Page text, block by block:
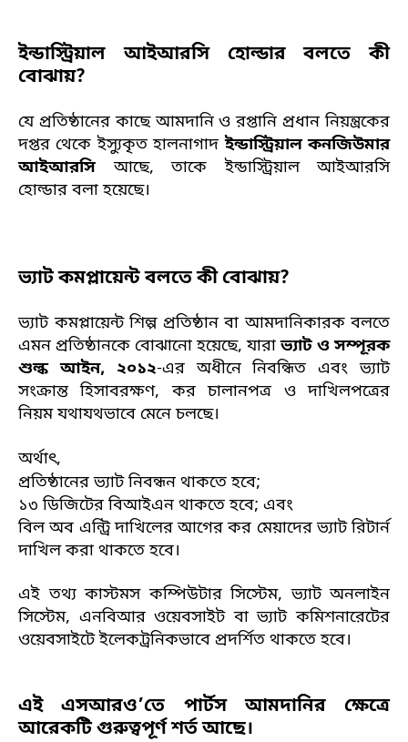
ইন্ডাস্ট্রিয়াল আইআরসি হোল্ডার বলতে কী
বোঝায়?
যে প্রতিষ্ঠানের কাছে আমদানি ও রপ্তানি প্রধান নিয়ন্ত্রকের
দপ্তর থেকে ইস্যুকৃত হালনাগাদইন্ডাস্ট্রিয়াল কনজিউমার
আইআরসি আছে, তাকে ইন্ডাস্ট্রিয়াল আইআরসি
হোল্ডার বলা হয়েছে।
ভ্যাট কমপ্লায়েন্ট বলতে কী বোঝায়?
ভ্যাট কমপ্লায়েন্ট শিল্প প্রতিষ্ঠান বা আমদানিকারক বলতে
এমন প্রতিষ্ঠানকে বোঝানো হয়েছে, যারাভ্যাট ও সম্পূরক
শুল্ক আইন, ২০১২-এর অধীনে নিবন্ধিত এবং ভ্যাট
সংক্রান্ত হিসাবরক্ষণ, কর চালানপত্র ও দাখিলপত্রের
নিয়ম যথাযথভাবে মেনে চলছে।
অর্থাৎ,
প্রতিষ্ঠানের ভ্যাট নিবন্ধন থাকতে হবে;
১৩ ডিজিটের বিআইএন থাকতে হবে; এবং
বিল অব এন্ট্রি দাখিলের আগের কর মেয়াদের ভ্যাট রিটার্ন
দাখিল করা থাকতে হবে।
এই তথ্য কাস্টমস কম্পিউটার সিস্টেম, ভ্যাট অনলাইন
সিস্টেম, এনবিআর ওয়েবসাইট বা ভ্যাট কমিশনারেটের
ওয়েবসাইটে ইলেকট্রনিকভাবে প্রদর্শিত থাকতে হবে।
এই এসআরও’তে পার্টস আমদানির ক্ষেত্রে
আরেকটি গুরুত্বপূর্ণ শর্ত আছে।